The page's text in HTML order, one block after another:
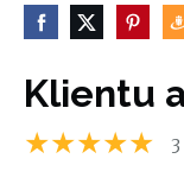
Klientu
★★★★★